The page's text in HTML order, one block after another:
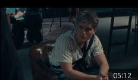
05:12